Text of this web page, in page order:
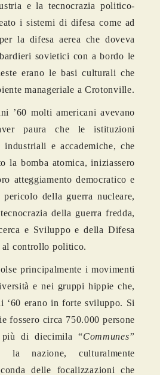
e la tecnocrazia politico-
i sistemi di difesa come ad
la difesa aerea che doveva
sovietici con a bordo le
erano le basi culturali che
manageriale a Crotonville.
’60 molti americani avevano
paura che le istituzioni
e accademiche, che
la bomba atomica, iniziassero
atteggiamento democratico e
pericolo della guerra nucleare,
della guerra fredda,
e Sviluppo e della Difesa
al controllo politico.
principalmente i movimenti
e nei gruppi hippie che,
‘60 erano in forte sviluppo. Si
fossero circa 750.000 persone
di diecimila “Communes”
nazione, culturalmente
delle focalizzazioni che